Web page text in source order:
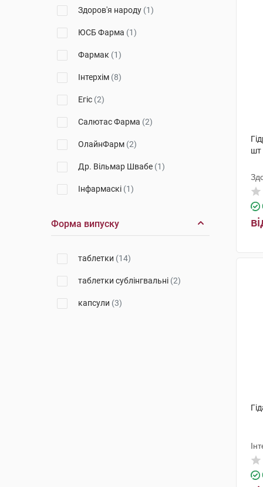
Здоров'я народу (1)
ЮСБ Фарма (1)
Фармак (1)
Інтерхім (8)
Егіс (2)
Салютас Фарма (2)
ОлайнФарм (2)
Др. Вільмар Швабе (1)
Інфармаскі (1)
Форма випуску
таблетки (14)
таблетки сублінгвальні (2)
капсули (3)
шт